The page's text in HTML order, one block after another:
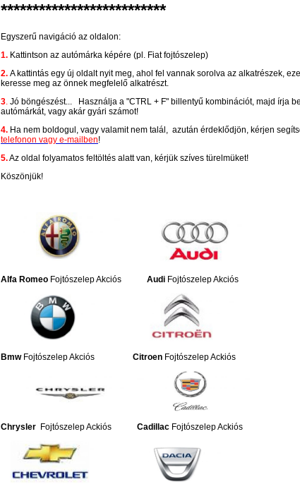
**************************
Egyszerű navigáció az oldalon:
1. Kattintson az autómárka képére (pl. Fiat fojtószelep)
2. A kattintás egy új oldalt nyit meg, ahol fel vannak sorolva az alkatrészek,
keresse meg az önnek megfelelő alkatrészt.
3. Jó böngészést... Használja a "CTRL + F" billentyű kombinációt, majd írja
autómárkát, vagy akár gyári számot!
4. Ha nem boldogul, vagy val amit nem talál, azután érdeklődjön, kérjen
telefonon vagy e-mailben!
5.Az oldal folyamatos feltöltés alatt van, kérjük szíves türelmüket!
Köszönjük!
Alfa Romeo Fojtószelep Akciós Audi Fojtószelep Akciós
BmwFojtószelep Akciós Citroen Fojtószelep Ackiós
Chrysler Fojtószelep Ackiós Cadillac Fojtószelep Ackiós